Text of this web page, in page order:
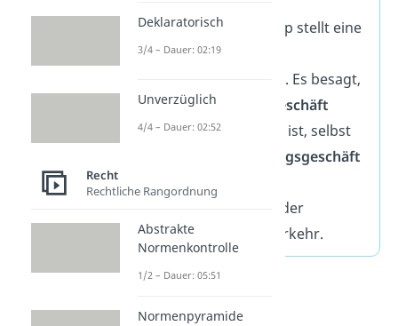
Das Abstraktionsprinzip stellt eine
Erweiterung des
Trennungsprinzips dar. Es besagt,
dass einVerfügungsgeschäft
grundsätzlich wirksam ist, selbst
Verpflichtungsgeschäft
unwirksam ist und
umgekehrt. Das dient der
Sicherheit im Rechtsverkehr.
Deklaratorisch
3/4 – Dauer: 02:19
Unverzüglich
4/4 – Dauer: 02:52
Recht
Rechtliche Rangordnung
Abstrakte
Normenkontrolle
1/2 – Dauer: 05:51
Normenpyramide